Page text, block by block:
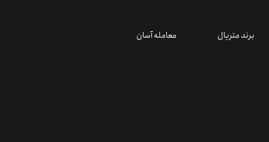
برند متریال معامله آسان